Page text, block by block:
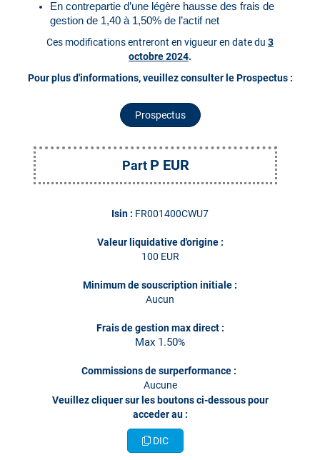
En contrepartie d’une légère hausse des frais de
gestion de 1,40 à 1,50% de l’actif net
Ces modifications entreront en vigueur en date du 3
octobre 2024.
Pour plus d'informations, veuillez consulter le Prospectus :
Prospectus
Part P EUR
Isin : FR001400CWU7
Valeur liquidative d'origine :
100 EUR
Minimum de souscription initiale :
Aucun
Frais de gestion max direct :
Max 1.50%
Commissions de surperformance :
Aucune
​​​​Veuillez cliquer sur les boutons ci-dessous pour
acceder au :
DIC